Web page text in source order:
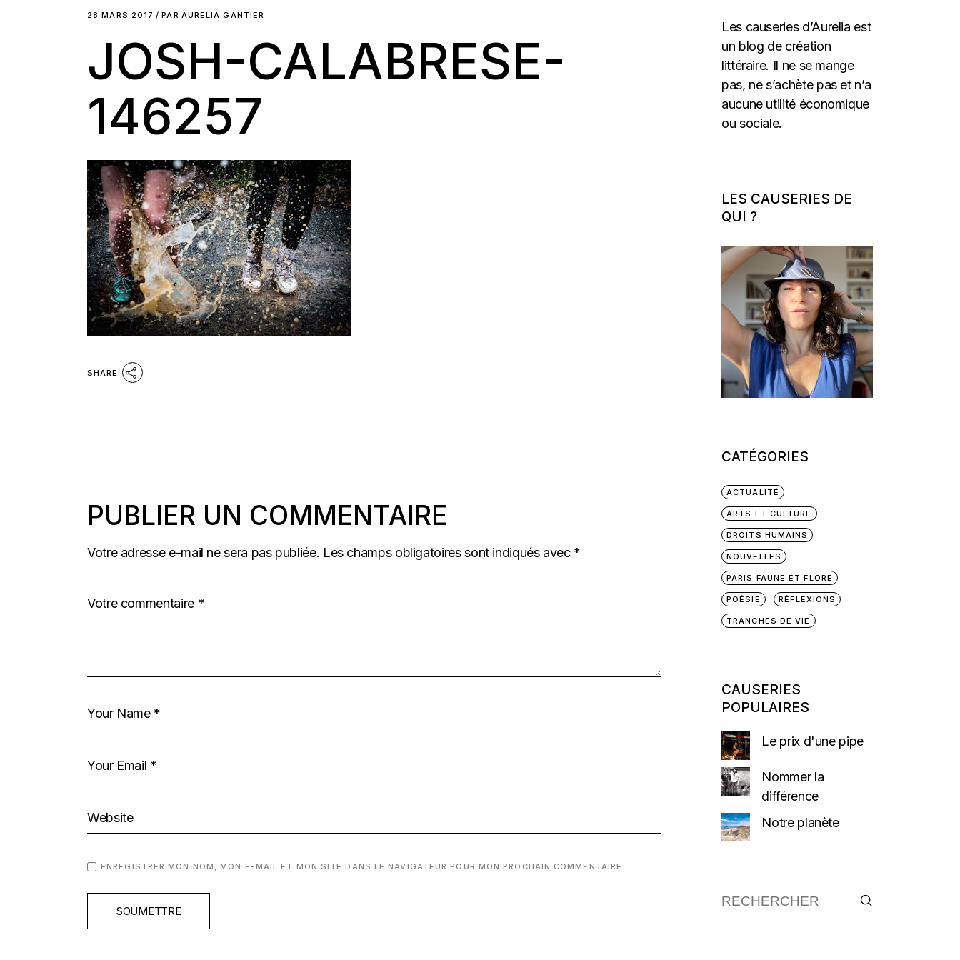
28 MARS 2017 PAR AURELIA GANTIER
JOSH-CALABRESE-
146257
SHARE
PUBLIER UN COMMENTAIRE
Votre adresse e-mail ne sera pas publiée. Les champs obligatoires sont indiqués avec *
ENREGISTRER MON NOM, MON E-MAIL ET MON SITE DANS LE NAVIGATEUR POUR MON PROCHAIN COMMENTAIRE.
SOUMETTRE
Les causeries d’Aurelia est
un blog de création
littéraire. Il ne se mange
pas, ne s’achète pas et n’a
aucune utilité économique
ou sociale.
LES CAUSERIES DE
QUI ?
CATÉGORIES
ACTUALITÉ
ARTS ET CULTURE
DROITS HUMAINS
NOUVELLES
PARIS FAUNE ET FLORE
POÉSIE RÉFLEXIONS
TRANCHES DE VIE
CAUSERIES
POPULAIRES
Le prix d'une pipe
Nommer la
différence
Notre planète
Recherche :